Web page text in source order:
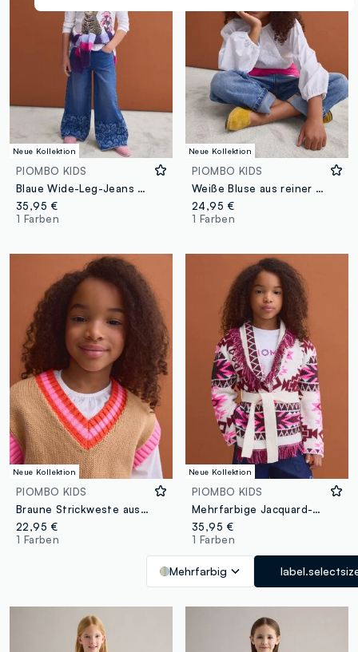
Neue Kollektion
PIOMBO KIDS
Blaue Wide-Leg-Jeans aus reiner Baumwolle mit Blumenprint für Mädchen
35,95 €
1 Farben
Neue Kollektion
PIOMBO KIDS
Weiße Bluse aus reiner Baumwolle mit Stickerei und gerafftem Ausschnitt für Mädchen
24,95 €
1 Farben
Neue Kollektion
PIOMBO KIDS
Braune Strickweste aus Baumwollmix mit V-Ausschnitt und Kontrastbesatz für Mädchen
22,95 €
1 Farben
Neue Kollektion
PIOMBO KIDS
Mehrfarbige Jacquard-Strickjacke mit tiefem V-Ausschnitt für Mädchen
35,95 €
1 Farben
Mehrfarbig